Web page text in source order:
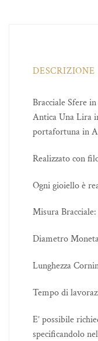
DESCRIZIONE
Bracciale Sfere
Antica Una Lira
portafortuna in
Realizzato con
Ogni gioiello è
Misura
Diametro
Lunghezza
Tempo di
E’ possibile
specificandolo